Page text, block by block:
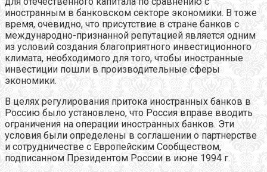
иностранным в банковском секторе экономики. В тоже
время, очевидно, что присутствие в стране банков с
международно-признанной репутацией является одним
из условий создания благоприятного инвестиционного
климата, необходимого для того, чтобы иностранные
инвестиции пошли в производительные сферы
экономики.
В целях регулирования притока иностранных банков в
Россию было установлено, что Россия вправе вводить
ограничения на операции иностранных банков. Эти
условия были определены в соглашении о партнерстве
и сотрудничестве с Европейским Сообществом,
подписанном Президентом России в июне 1994 г.